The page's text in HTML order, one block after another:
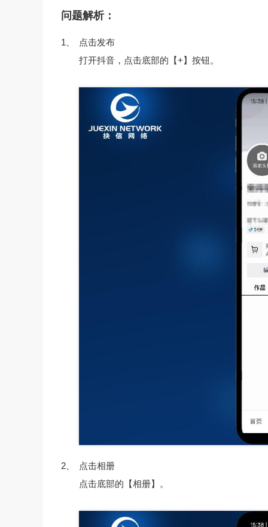
问题解析：
1、
点击发布
打开抖音，点击底部的【+】按钮。
2、
点击相册
点击底部的【相册】。